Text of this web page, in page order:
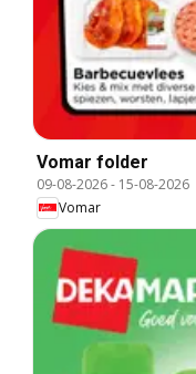
Vomar folder
09-08-2026- 15-08-2026
Vomar